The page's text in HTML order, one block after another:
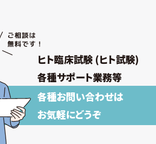
ヒト臨床試験 (ヒト試験)
各種サポート業務等
各種お問い合わせは
お気軽にどうぞ